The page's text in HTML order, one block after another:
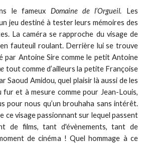
le fameux Domaine de l’Orgueil. Les
jeu destiné à tester leurs mémoires des
La caméra se rapproche du visage de
fauteuil roulant. Derrière lui se trouve
par Antoine Sire comme le petit Antoine
tout comme d’ailleurs la petite Françoise
Saoud Amidou, quel plaisir là aussi de les
et à mesure comme pour Jean-Louis,
pour nous qu’un brouhaha sans intérêt.
ce visage passionnant sur lequel passent
de films, tant d'évènements, tant de
de cinéma ! Quel hommage à ce